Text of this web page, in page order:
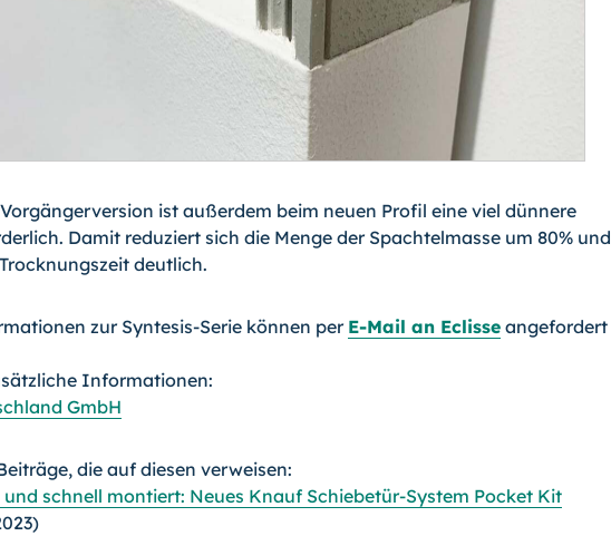
ist außerdem beim neuen Profil eine viel dünnere
Damit reduziert sich die Menge der Spachtelmasse um 80% und
deutlich.
zur Syntesis-Serie können per E-Mail an Eclisse angefordert
Informationen:
GmbH
die auf diesen verweisen:
schnell montiert: Neues Knauf Schiebetür-System Pocket Kit